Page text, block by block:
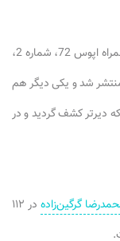
علاوه بر موارد ذکر شده، در سال 1828 یک نکتورن همراه اپوس 72، شماره 2،
شد و یکی دیگر هم
دیرتر کشف گردید و در
گرگین‌زاده
در ۱۱۲